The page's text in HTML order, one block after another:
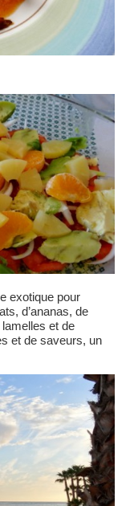
exotique pour
d’ananas, de
et de
et de saveurs, un